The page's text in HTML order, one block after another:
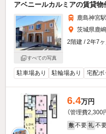
アベニールカルミアの賃貸物
すべての写真
鹿島神宮
茨城県鹿
2階建 / 2年7
駐車場あり 駐輪場あり 宅配ボ
6.4万円
（管理費2,300
敷 不要 礼 不